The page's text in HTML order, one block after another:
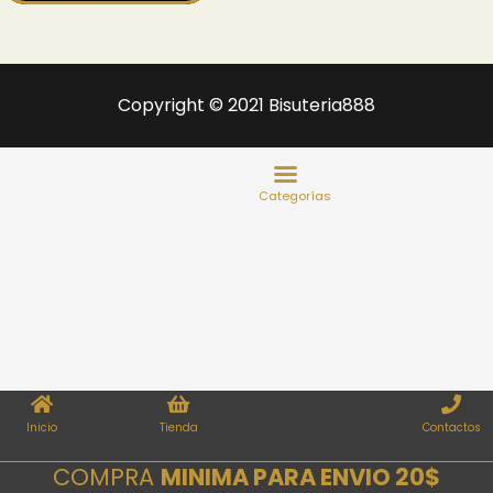
Copyright © 2021 Bisuteria888
Inicio Tienda Contactos
COMPRA MINIMA PARA ENVIO 20$